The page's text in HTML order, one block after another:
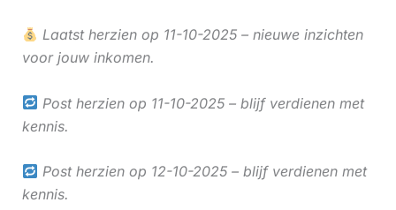
Laatst herzien op 11-10-2025 – nieuwe inzichten
voor jouw inkomen.
Post herzien op 11-10-2025 – blijf verdienen met
kennis.
Post herzien op 12-10-2025 – blijf verdienen met
kennis.